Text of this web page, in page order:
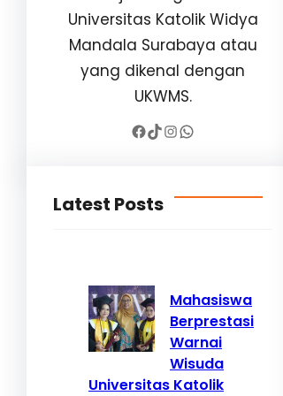
Universitas Katolik Widya
Mandala Surabaya atau
yang dikenal dengan
UKWMS.
Facebook TikTok InstagramWhatsApp
Latest Posts
Mahasiswa
Berprestasi
Warnai
Wisuda
Universitas Katolik